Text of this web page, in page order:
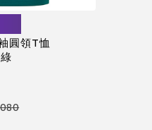
圓領T恤